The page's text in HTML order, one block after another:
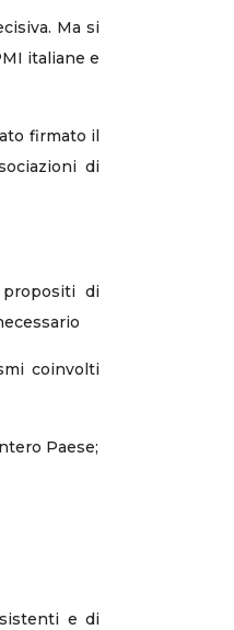
Ma si
italiane e
firmato il
di
di
coinvolti
Paese;
e di